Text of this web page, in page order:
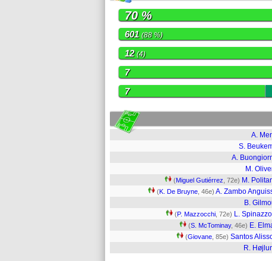
70 %
601 (88 %)
12(4)
7
7
A.
S.
A.
M.
(Miguel Gutiérrez , 72e) M.
(K. De Bruyne , 46e) A. Zambo
B.
(P. Mazzocchi , 72e) L.
(S. McTominay, 46e) E.
(Giovane , 85e) Santos
R.